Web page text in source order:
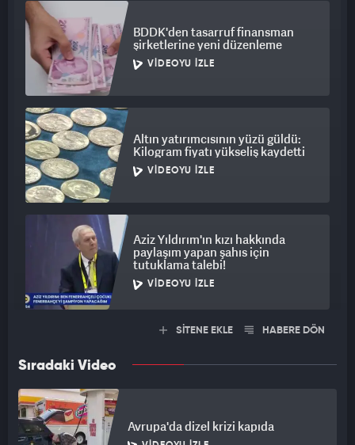
BDDK'den tasarruf finansman
şirketlerine yeni düzenleme
VIDEOYU İZLE
Altın yatırımcısının yüzü güldü:
Kilogram fiyatı yükseliş kaydetti
VIDEOYU İZLE
Aziz Yıldırım'ın kızı hakkında
paylaşım yapan şahıs için
tutuklama talebi!
VIDEOYU İZLE
SİTENE EKLE HABERE DÖN
Sıradaki Video
Avrupa'da dizel krizi kapıda